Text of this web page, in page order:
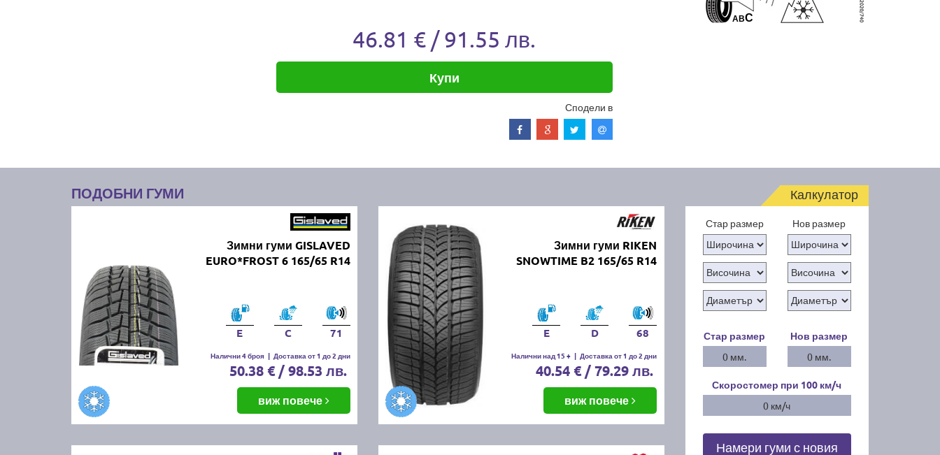
46.81 € / 91.55 лв.
Купи
Сподели в
A BC
ПОДОБНИ ГУМИ
Зимни гуми GISLAVED
EURO*FROST 6 165/65 R14
E C 71
Налични 4 броя | Доставка от 1 до 2 дни
50.38 € / 98.53 лв.
виж повече
Зимни гуми RIKEN
SNOWTIME B2 165/65 R14
E D 68
Налични над 15 + | Доставка от 1 до 2 дни
40.54 € / 79.29 лв.
виж повече
Калкулатор
Стар размер Нов размер
Стар размер
0 мм.
Нов размер
0 мм.
Скоростомер при 100 км/ч
0 км/ч
Намери гуми с новия